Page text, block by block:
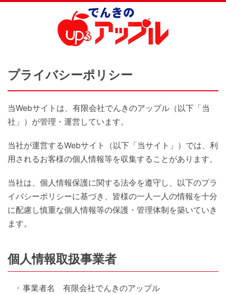
プライバシーポリシー
当Webサイトは、有限会社でんきのアップル（以下「当
社」）が管理・運営しています。
当社が運営するWebサイト（以下「当サイト」）では、利
用されるお客様の個人情報等を収集することがあります。
当社は、個人情報保護に関する法令を遵守し、以下のプラ
イバシーポリシーに基づき、皆様の一人一人の情報を十分
に配慮し慎重な個人情報等の保護・管理体制を築いていき
ます。
個人情報取扱事業者
事業者名 有限会社でんきのアップル